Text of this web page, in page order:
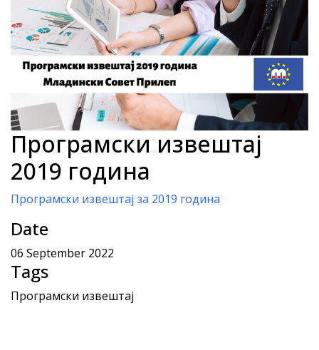
Програмски извештај
2019 година
Програмски извештај за 2019 година
Date
06 September 2022
Tags
Програмски извештај